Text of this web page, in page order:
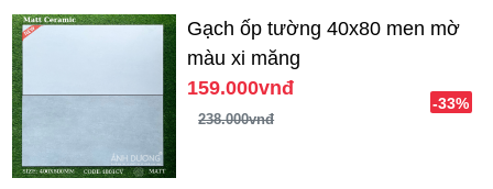
Gạch ốp tường 40x80 men mờ
màu xi măng
159.000vnđ
238.000vnđ
-33%